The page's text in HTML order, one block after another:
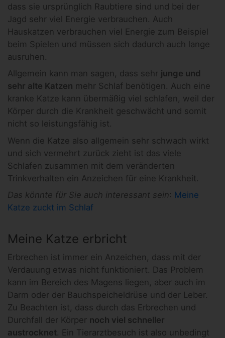
dass sie ursprünglich Raubtiere sind und bei der
Jagd sehr viel Energie verbrauchen. Auch
Hauskatzen verbrauchen viel Energie zum Beispiel
beim Spielen und müssen sich dadurch auch lange
ausruhen.
Allgemein kann man sagen, dass sehr junge und
sehr alte Katzen mehr Schlaf benötigen. Auch eine
kranke Katze kann übermäßig viel schlafen, weil der
Körper durch die Krankheit geschwächt und somit
nicht so leistungsfähig ist.
Wenn die Katze also allgemein sehr schwach wirkt
und sich vermehrt zurück zieht ist das viele
Schlafen zusammen mit dem veränderten
Trinkverhalten ein Anzeichen für eine Krankheit.
Das könnte für Sie auch interessant sein : Meine
Katze zuckt im Schlaf
Meine Katze erbricht
Erbrechen ist immer ein Anzeichen, dass mit der
Verdauung etwas nicht funktioniert. Das Problem
kann im Bereich des Magens liegen, aber auch im
Darm oder der Bauchspeicheldrüse und der Leber.
Zu Beachten ist, dass durch das Erbrechen und
Durchfall der Körper noch viel schneller
austrocknet. Ein Tierarztbesuch ist also unbedingt